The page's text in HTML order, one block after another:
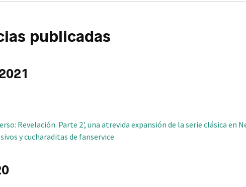
publicadas
Revelación. Parte 2', una atrevida expansión de la serie clásica en
y cucharaditas de fanservice